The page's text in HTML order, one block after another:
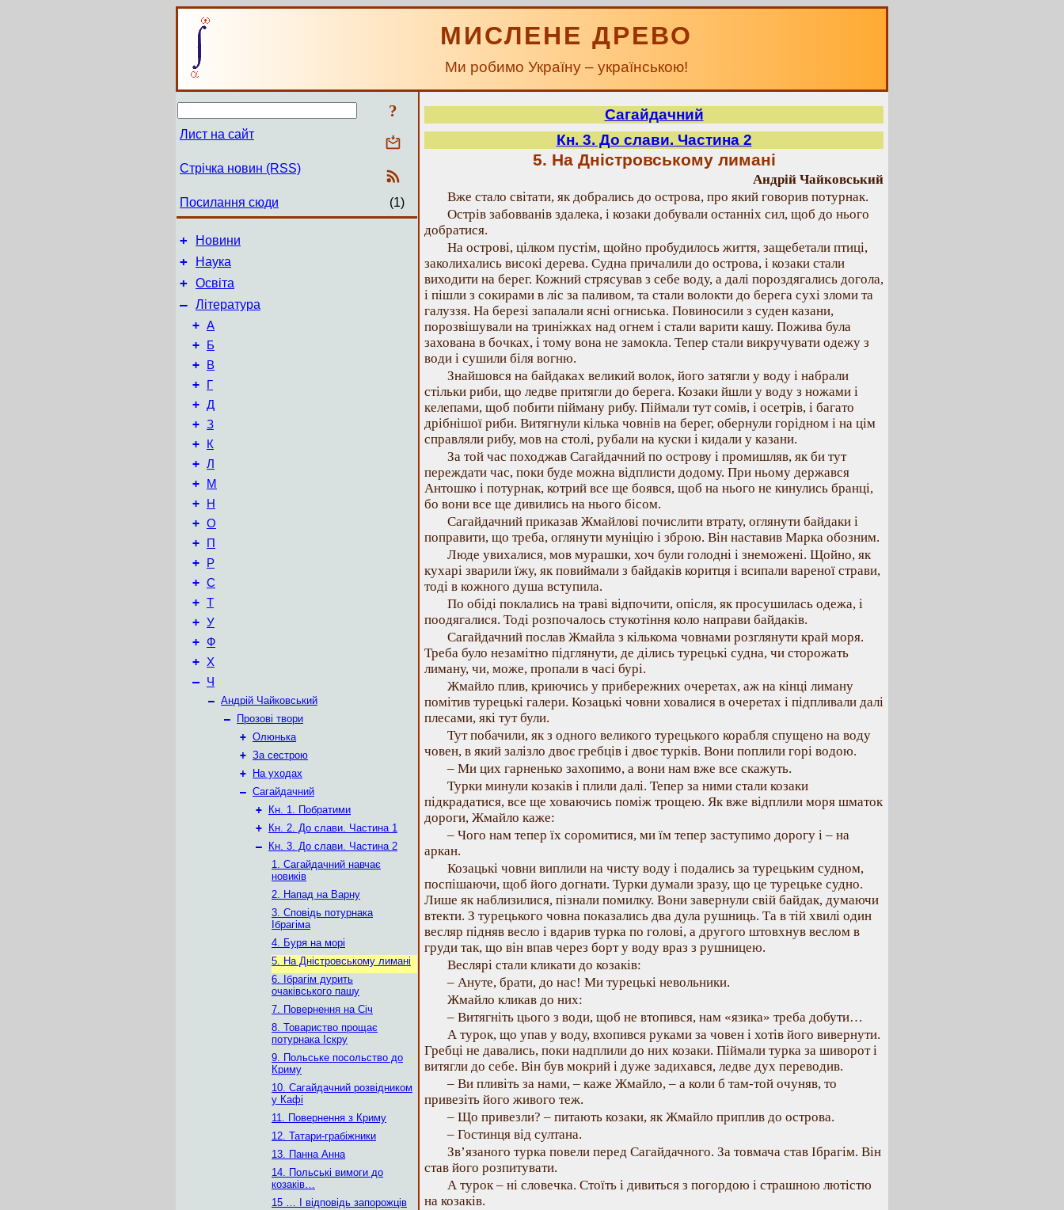
МИСЛЕНЕ ДРЕВО
Ми робимо Україну – українською!
?
Лист на сайт
Стрічка новин (RSS)
Посилання сюди (1)
+ Новини
+ Наука
+ Освіта
– Література
+ А
+ Б
+ В
+ Г
+ Д
+ З
+ К
+ Л
+ М
+ Н
+ О
+ П
+ Р
+ С
+ Т
+ У
+ Ф
+ Х
– Ч
– Андрій Чайковський
–
Прозові твори
+ Олюнька
+ За сестрою
+
На уходах
– Сагайдачний
+
Кн. 1. Побратими
+
Кн. 2. До слави. Частина 1
–
Кн. 3. До слави. Частина 2
1. Сагайдачний навчає
новиків
2. Напад на Варну
3. Сповідь потурнака
Ібрагіма
4. Буря на морі
5. На Дністровському лимані
6. Ібрагім дурить
очаківського пашу
7. Повернення на Січ
8. Товариство прощає
потурнака Іскру
9. Польське посольство до
Криму
10. Сагайдачний розвідником
у Кафі
11. Повернення з Криму
12. Татари-грабіжники
13. Панна Анна
14. Польські вимоги до
козаків…
15 … І відповідь запорожців
Сагайдачний
Кн. 3. До слави. Частина 2
5. На Дністровському лимані
Андрій Чайковський
Вже стало світати, як добрались до острова, про який говорив потурнак.
Острів забовванів здалека, і козаки добували останніх сил, щоб до нього
добратися.
На острові, цілком пустім, щойно пробудилось життя, защебетали птиці,
заколихались високі дерева. Судна причалили до острова, і козаки стали
виходити на берег. Кожний стрясував з себе воду, а далі пороздягались догола,
і пішли з сокирами в ліс за паливом, та стали волокти до берега сухі зломи та
галуззя. На березі запалали ясні огниська. Повиносили з суден казани,
порозвішували на триніжках над огнем і стали варити кашу. Пожива була
захована в бочках, і тому вона не замокла. Тепер стали викручувати одежу з
води і сушили біля вогню.
Знайшовся на байдаках великий волок, його затягли у воду і набрали
стільки риби, що ледве притягли до берега. Козаки йшли у воду з ножами і
келепами, щоб побити пійману рибу. Піймали тут сомів, і осетрів, і багато
дрібнішої риби. Витягнули кілька човнів на берег, обернули горідном і на цім
справляли рибу, мов на столі, рубали на куски і кидали у казани.
За той час походжав Сагайдачний по острову і промишляв, як би тут
переждати час, поки буде можна відплисти додому. При ньому держався
Антошко і потурнак, котрий все ще боявся, щоб на нього не кинулись бранці,
бо вони все ще дивились на нього бісом.
Сагайдачний приказав Жмайлові почислити втрату, оглянути байдаки і
поправити, що треба, оглянути муніцію і зброю. Він наставив Марка обозним.
Люде увихалися, мов мурашки, хоч були голодні і знеможені. Щойно, як
кухарі зварили їжу, як повиймали з байдаків коритця і всипали вареної страви,
тоді в кожного душа вступила.
По обіді поклались на траві відпочити, опісля, як просушилась одежа, і
поодягалися. Тоді розпочалось стукотіння коло направи байдаків.
Сагайдачний послав Жмайла з кількома човнами розглянути край моря.
Треба було незамітно підглянути, де ділись турецькі судна, чи сторожать
лиману, чи, може, пропали в часі бурі.
Жмайло плив, криючись у прибережних очеретах, аж на кінці лиману
помітив турецькі галери. Козацькі човни ховалися в очеретах і підпливали далі
плесами, які тут були.
Тут побачили, як з одного великого турецького корабля спущено на воду
човен, в який залізло двоє гребців і двоє турків. Вони поплили горі водою.
– Ми цих гарненько захопимо, а вони нам вже все скажуть.
Турки минули козаків і плили далі. Тепер за ними стали козаки
підкрадатися, все ще ховаючись поміж трощею. Як вже відплили моря шматок
дороги, Жмайло каже:
– Чого нам тепер їх соромитися, ми їм тепер заступимо дорогу і – на
аркан.
Козацькі човни виплили на чисту воду і подались за турецьким судном,
поспішаючи, щоб його догнати. Турки думали зразу, що це турецьке судно.
Лише як наблизилися, пізнали помилку. Вони завернули свій байдак, думаючи
втекти. З турецького човна показались два дула рушниць. Та в тій хвилі один
весляр підняв весло і вдарив турка по голові, а другого штовхнув веслом в
груди так, що він впав через борт у воду враз з рушницею.
Веслярі стали кликати до козаків:
– Ануте, брати, до нас! Ми турецькі невольники.
Жмайло кликав до них:
– Витягніть цього з води, щоб не втопився, нам «язика» треба добути…
А турок, що упав у воду, вхопився руками за човен і хотів його вивернути.
Гребці не давались, поки надплили до них козаки. Піймали турка за шиворот і
витягли до себе. Він був мокрий і дуже задихався, ледве дух переводив.
– Ви пливіть за нами, – каже Жмайло, – а коли б там-той очуняв, то
привезіть його живого теж.
– Що привезли? – питають козаки, як Жмайло приплив до острова.
– Гостинця від султана.
Зв’язаного турка повели перед Сагайдачного. За товмача став Ібрагім. Він
став його розпитувати.
А турок – ні словечка. Стоїть і дивиться з погордою і страшною лютістю
на козаків.